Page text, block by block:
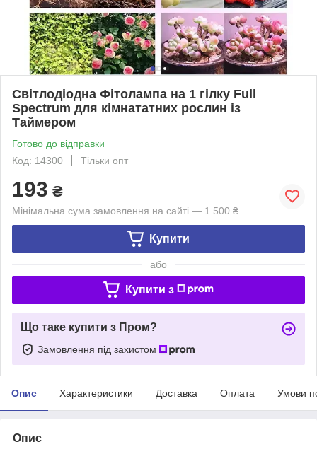
Світлодіодна Фітолампа на 1 гілку Full
Spectrum для кімнататних рослин із
Таймером
Готово до відправки
Код: 14300
Тільки опт
193 ₴
Мінімальна сума замовлення на сайті — 1 500 ₴
Купити
або
Купити з
Що таке купити з Пром?
Замовлення під захистом
Опис Характеристики Доставка Оплата Умови
Опис